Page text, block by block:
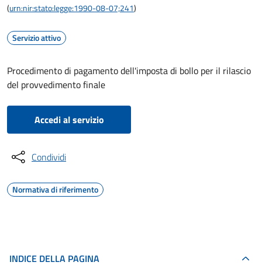
(urn:nir:stato:legge:1990-08-07;241)
Servizio attivo
Procedimento di pagamento dell'imposta di bollo per il rilascio
del provvedimento finale
Accedi al servizio
Condividi
Normativa di riferimento
INDICE DELLA PAGINA